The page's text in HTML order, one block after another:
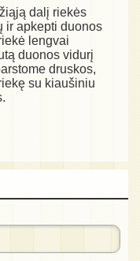
dalį riekės
ir apkepti duonos
lengvai
duonos vidurį
druskos,
su kiaušiniu